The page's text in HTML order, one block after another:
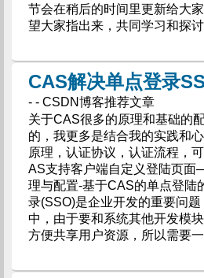
节会在稍后的时间里更新给大
望大家指出来，共同学习和探
CAS解决单点登录
- - CSDN博客推荐文章
关于CAS很多的原理和基础的
的，我更多是结合我的实践和
原理，认证协议，认证流程，
AS支持客户端自定义登陆页
理与配置-基于CAS的单点登陆
录(SSO)是企业开发的重要问题
中，由于要和系统其他开发模
方便共享用户资源，所以需要